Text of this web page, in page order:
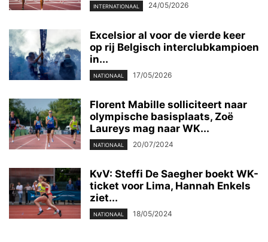
INTERNATIONAAL 24/05/2026
Excelsior al voor de vierde keer
op rij Belgisch interclubkampioen
in...
NATIONAAL 17/05/2026
Florent Mabille solliciteert naar
olympische basisplaats, Zoë
Laureys mag naar WK...
NATIONAAL 20/07/2024
KvV: Steffi De Saegher boekt WK-
ticket voor Lima, Hannah Enkels
ziet...
NATIONAAL 18/05/2024